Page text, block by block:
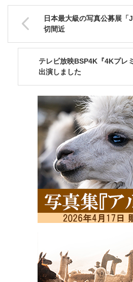
日本最大級の写真公募展「
切間近
テレビ放映BSP4K『4Kプレ
出演しました